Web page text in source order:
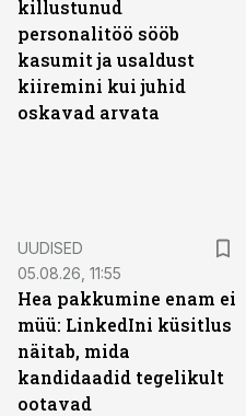
killustunud
personalitöö sööb
kasumit ja usaldust
kiiremini kui juhid
oskavad arvata
UUDISED
05.08.26, 11:55
Hea pakkumine enam ei
müü: LinkedIni küsitlus
näitab, mida
kandidaadid tegelikult
ootavad